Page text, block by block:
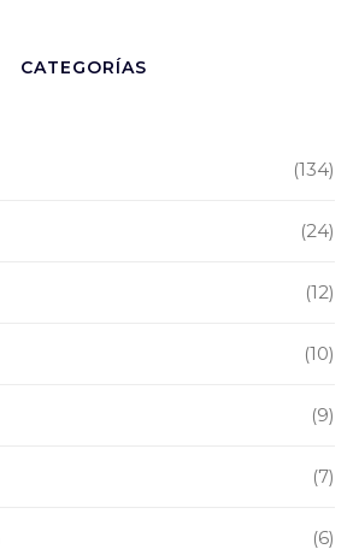
CATEGORÍAS
(134)
(24)
(12)
(10)
(9)
(7)
(6)